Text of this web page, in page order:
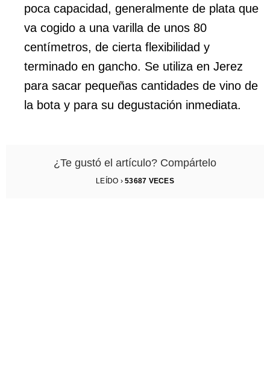
poca capacidad, generalmente de plata que
va cogido a una varilla de unos 80
centímetros, de cierta flexibilidad y
terminado en gancho. Se utiliza en Jerez
para sacar pequeñas cantidades de vino de
la bota y para su degustación inmediata.
¿Te gustó el artículo? Compártelo
LEÍDO ›53687 VECES